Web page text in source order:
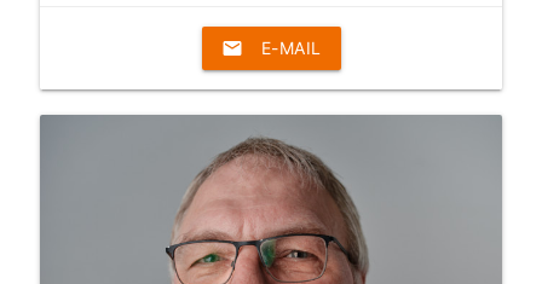
email E-MAIL